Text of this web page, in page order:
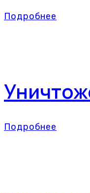
Подробнее
Подробнее